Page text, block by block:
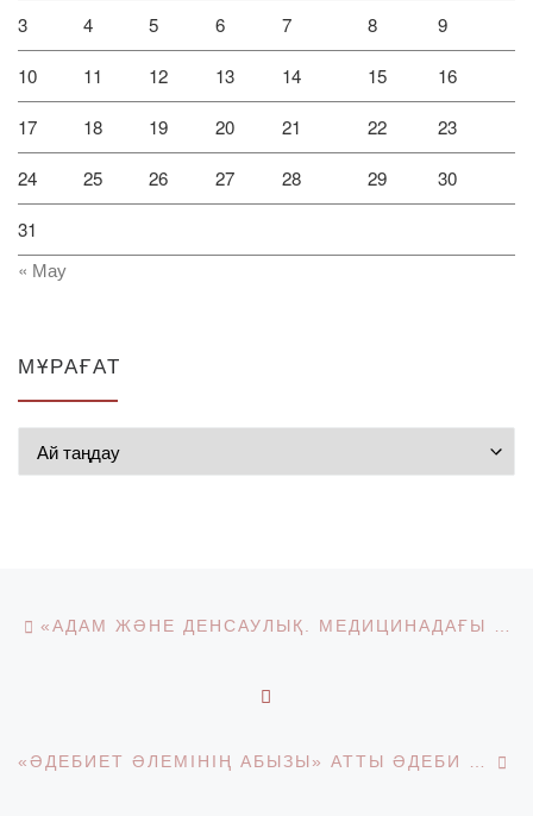
3 4 5 6 7 8 9
10 11 12 13 14 15 16
17 18 19 20 21 22 23
24 25 26 27 28 29 30
31
« Мау
МҰРАҒАТ
Post navigation «АДАМ ЖӘНЕ ДЕНСАУЛЫҚ. МЕДИЦИНАДАҒЫ КӨПСАЛАЛЫ ТӘСІЛ» II ХАЛЫҚАРАЛЫҚ MED КОНГРЕСІ
«ӘДЕБИЕТ ӘЛЕМІНІҢ АБЫЗЫ» АТТЫ ӘДЕБИ КЕШ ӨТТІ